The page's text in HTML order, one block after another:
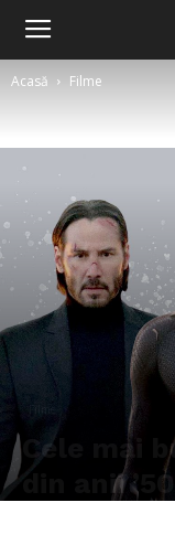
Acasă Filme
Cele mai
din anii